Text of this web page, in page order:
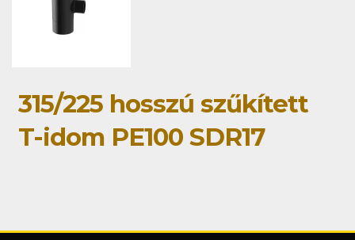
315/225 hosszú szűkített
T-idom PE100 SDR17